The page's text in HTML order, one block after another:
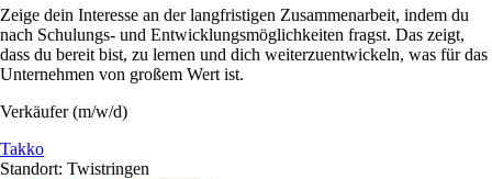
Zeige dein Interesse an der langfristigen Zusammenarbeit, indem du
nach Schulungs- und Entwicklungsmöglichkeiten fragst. Das zeigt,
dass du bereit bist, zu lernen und dich weiterzuentwickeln, was für das
Unternehmen von großem Wert ist.
Verkäufer (m/w/d)
Takko
Standort: Twistringen